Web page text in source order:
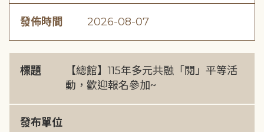
發佈時間 2026-08-07
標題
【總館】115年多元共融「閱」平等活
動，歡迎報名參加~
發布單位